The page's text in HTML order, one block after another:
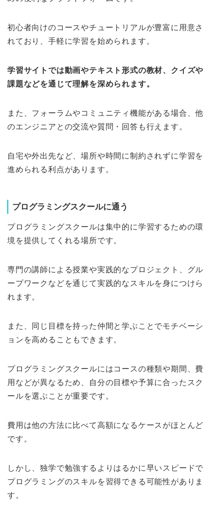
初心者向けのコースやチュートリアルが豊富に用意さ
れており、手軽に学習を始められます。
学習サイトでは動画やテキスト形式の教材、クイズや
課題などを通じて理解を深められます。
また、フォーラムやコミュニティ機能がある場合、他
のエンジニアとの交流や質問・回答も行えます。
自宅や外出先など、場所や時間に制約されずに学習を
進められる利点があります。
プログラミングスクールに通う
プログラミングスクールは集中的に学習するための環
境を提供してくれる場所です。
専門の講師による授業や実践的なプロジェクト、グル
ープワークなどを通じて実践的なスキルを身につけら
れます。
また、同じ目標を持った仲間と学ぶことでモチベーシ
ョンを高めることもできます。
プログラミングスクールにはコースの種類や期間、費
用などが異なるため、自分の目標や予算に合ったスク
ールを選ぶことが重要です。
費用は他の方法に比べて高額になるケースがほとんど
です。
しかし、独学で勉強するよりはるかに早いスピードで
プログラミングのスキルを習得できる可能性がありま
す。